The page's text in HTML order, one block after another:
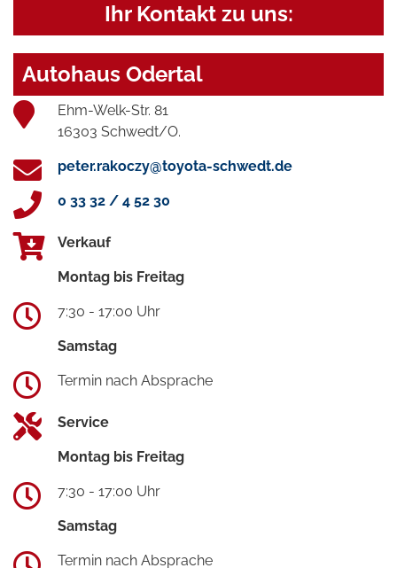
Ihr Kontakt zu uns:
Autohaus Odertal
Ehm-Welk-Str. 81
16303 Schwedt/O.
peter.rakoczy@toyota-schwedt.de
0 33 32 / 4 52 30
Verkauf
Montag bis Freitag
7:30 - 17:00 Uhr
Samstag
Termin nach Absprache
Service
Montag bis Freitag
7:30 - 17:00 Uhr
Samstag
Termin nach Absprache